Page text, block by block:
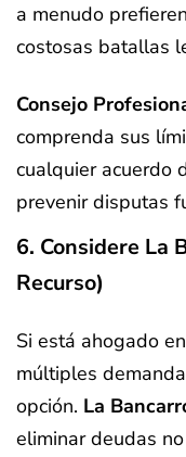
a menudo
costosas batallas
Consejo
comprenda sus
cualquier acuerdo
prevenir disputas
6. Considere La
Recurso)
Si está ahogado
múltiples
opción. La
eliminar deudas